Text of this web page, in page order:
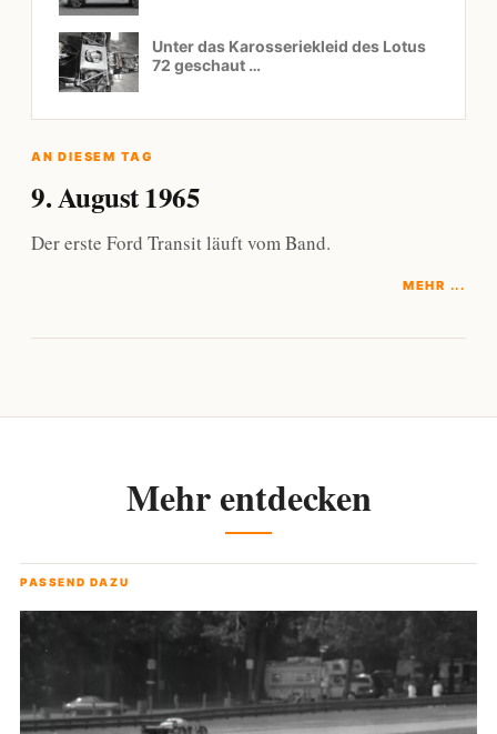
Unter das Karosseriekleid des Lotus
72 geschaut …
AN DIESEM TAG
9. August 1965
Der erste Ford Transit läuft vom Band.
MEHR ...
Mehr entdecken
PASSEND DAZU